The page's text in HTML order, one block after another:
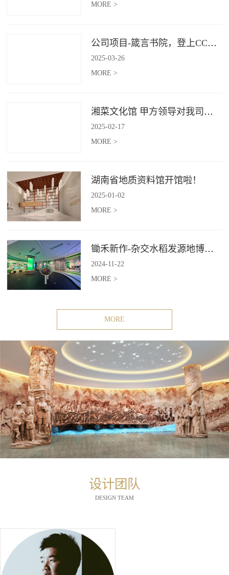
MORE >
公司项目-箴言书院，登上CCTV4《记住乡愁》
2025-03-26
MORE >
湘菜文化馆 甲方领导对我司授牌
2025-02-17
MORE >
湖南省地质资料馆开馆啦！
2025-01 -02
MORE >
锄禾新作-杂交水稻发源地博物苑，欢迎前去打卡体验
2024-11 -22
MORE >
MORE
设计团队
DESIGN TEAM